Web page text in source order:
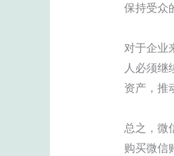
保持受众
对于企业
人必须继
资产，推
总之，微
购买微信